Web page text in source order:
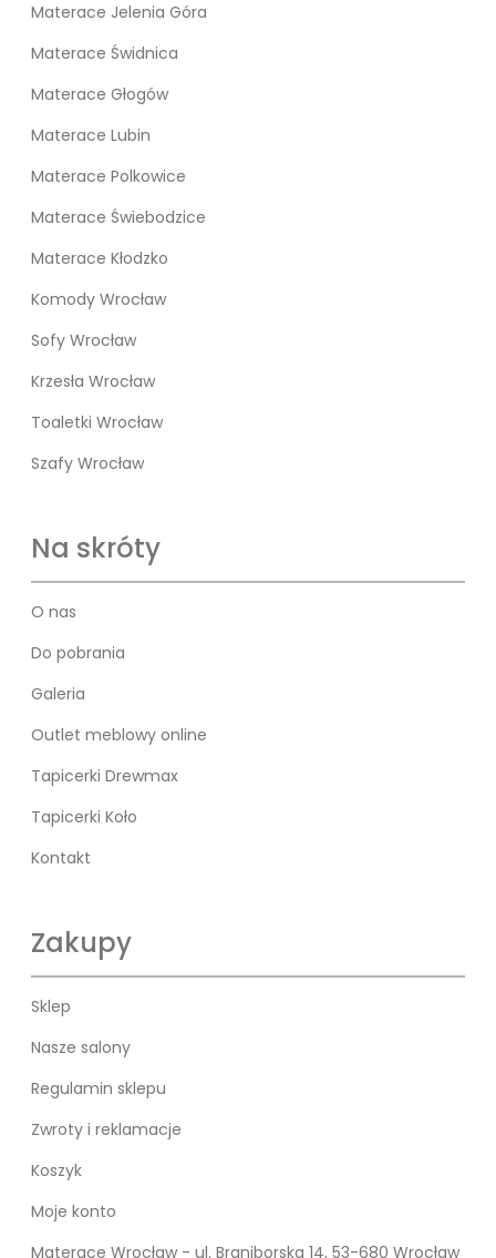
Materace Jelenia Góra
Materace Świdnica
Materace Głogów
Materace Lubin
Materace Polkowice
Materace Świebodzice
Materace Kłodzko
Komody Wrocław
Sofy Wrocław
Krzesła Wrocław
Toaletki Wrocław
Szafy Wrocław
Na skróty
O nas
Do pobrania
Galeria
Outlet meblowy online
Tapicerki Drewmax
Tapicerki Koło
Kontakt
Zakupy
Sklep
Nasze salony
Regulamin sklepu
Zwroty i reklamacje
Koszyk
Moje konto
Materace Wrocław - ul. Braniborska 14, 53-680 Wrocław